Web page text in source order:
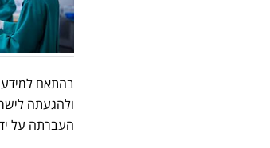
בהתאם למידע
ולהגעתה
העברתה על